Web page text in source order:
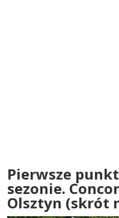
Pierwsze
sezonie.
Olsztyn (skrót